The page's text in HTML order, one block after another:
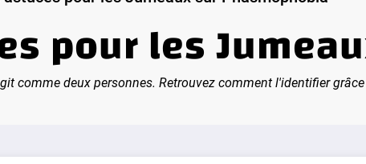
pour les
comme deux personnes. Retrouvez comment l'identifier